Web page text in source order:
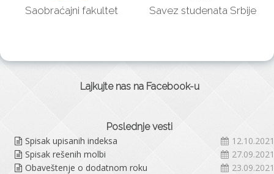
Saobraćajni fakultet Savez studenata Srbije
Lajkujte nas na Facebook-u
Poslednje vesti
Spisak upisanih indeksa
Spisak rešenih molbi
Obaveštenje o dodatnom roku